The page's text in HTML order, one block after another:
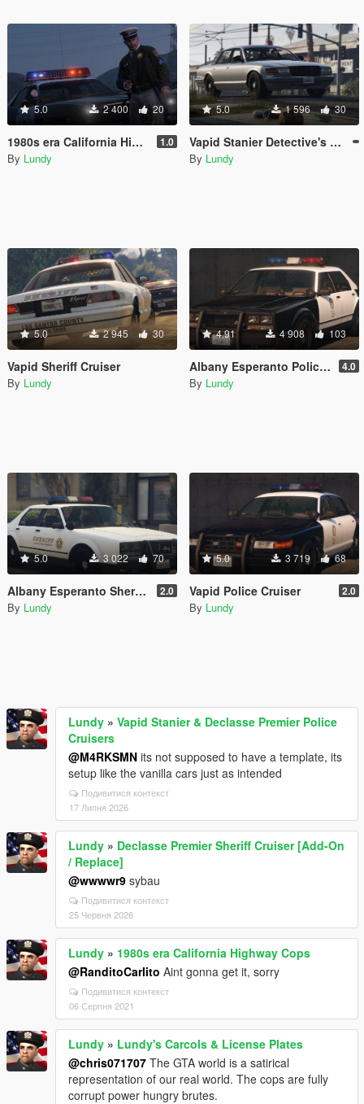
5.0 2 400 20
1980s era California Highway Cops 1.0
By Lundy
5.0 1 596 30
Vapid Stanier Detective's Car
By Lundy
5.0 2 945 30
Vapid Sheriff Cruiser
By Lundy
4.91 4 908 103
Albany Esperanto Police Roadcruiser 4.0
By Lundy
5.0 3 022 70
Albany Esperanto Sheriff Roadcruiser 2.0
By Lundy
5.0 3 719 68
Vapid Police Cruiser 2.0
By Lundy
Lundy » Vapid Stanier & Declasse Premier Police
Cruisers
@M4RKSMN its not supposed to have a template, its
setup like the vanilla cars just as intended
Подивитися контекст
17 Липня 2026
Lundy » Declasse Premier Sheriff Cruiser [Add-On
/ Replace]
@wwwwr9 sybau
Подивитися контекст
25 Червня 2026
Lundy » 1980s era California Highway Cops
@RanditoCarlito Aint gonna get it, sorry
Подивитися контекст
06 Серпня 2021
Lundy » Lundy's Carcols & License Plates
@chris071707 The GTA world is a satirical
representation of our real world. The cops are fully
corrupt power hungry brutes.